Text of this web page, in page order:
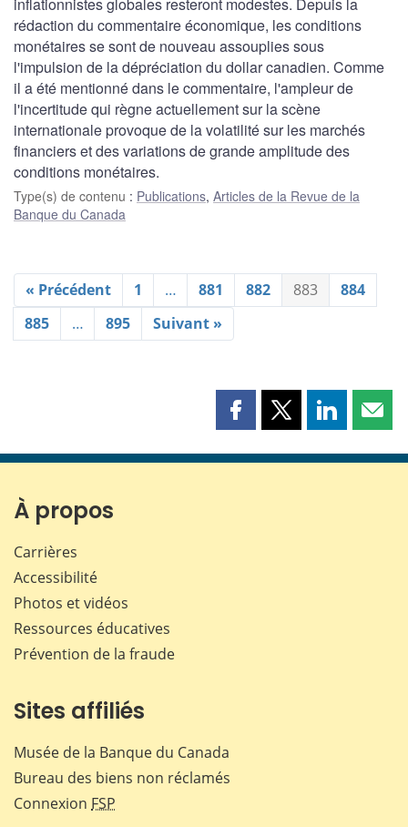
inflationnistes globales resteront modestes. Depuis la
rédaction du commentaire économique, les conditions
monétaires se sont de nouveau assouplies sous
l'impulsion de la dépréciation du dollar canadien. Comme
il a été mentionné dans le commentaire, l'ampleur de
l'incertitude qui règne actuellement sur la scène
internationale provoque de la volatilité sur les marchés
financiers et des variations de grande amplitude des
conditions monétaires.
Type(s) de contenu : Publications, Articles de la Revue de la
Banque du Canada
« Précédent 1 … 881 882 883
884
885
… 895 Suivant »
Partager
page
Partager
page
Partager
page page
À propos
Carrières
Accessibilité
Photos et vidéos
Ressources éducatives
Prévention de la fraude
Sites affiliés
Musée de la Banque du Canada
Bureau des biens non réclamés
Connexion FSP